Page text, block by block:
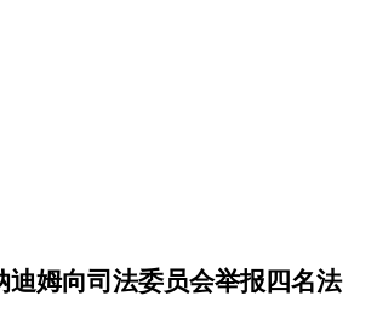
迪姆向司法委员会举报四名法